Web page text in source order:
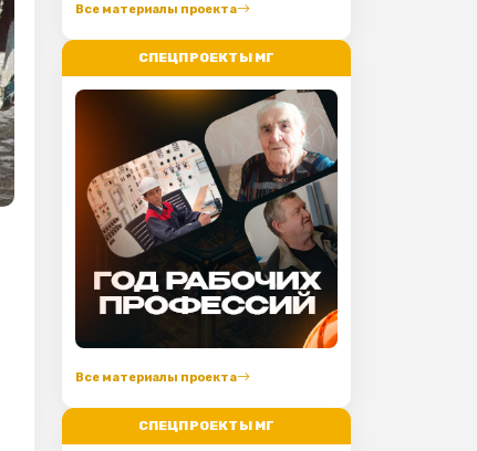
Все материалы проекта
СПЕЦПРОЕКТЫ МГ
Все материалы проекта
СПЕЦПРОЕКТЫ МГ